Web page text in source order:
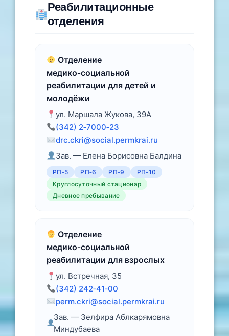
Реабилитационные
отделения
Отделение
медико‑социальной
реабилитации для детей и
молодёжи
ул. Маршала Жукова, 39А
(342) 2‑7000‑23
drc.ckri@social.permkrai.ru
Зав. — Елена Борисовна Балдина
РП‑5 РП‑6 РП‑9
РП‑10
Круглосуточный стационар
Дневное пребывание
Отделение
медико‑социальной
реабилитации для взрослых
ул. Встречная, 35
(342) 242‑41‑00
perm.ckri@social.permkrai.ru
Зав. — Зелфира Аблкарямовна
Миндубаева